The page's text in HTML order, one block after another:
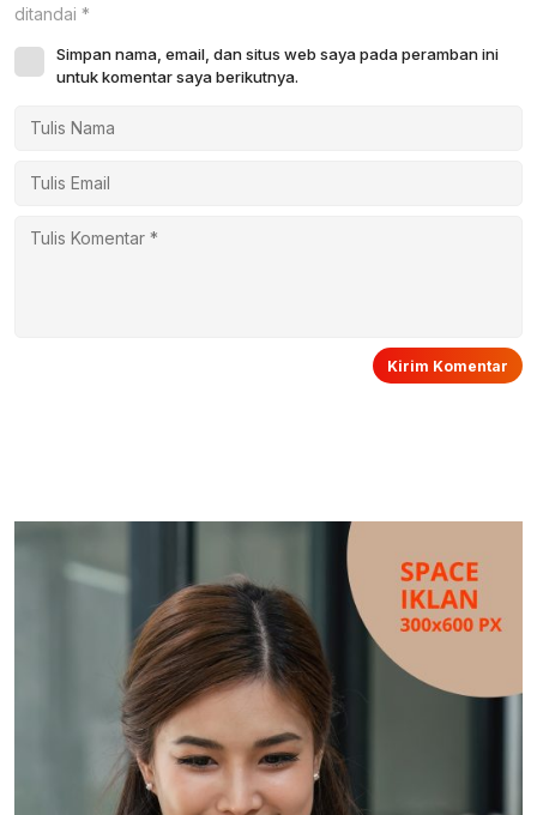
ditandai *
Simpan nama, email, dan situs web saya pada peramban ini
untuk komentar saya berikutnya.